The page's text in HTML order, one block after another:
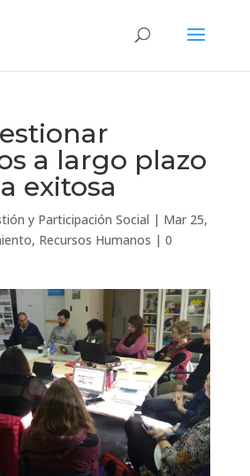
a largo plazo
exitosa
y Participación Social | Mar 25,
, Recursos Humanos | 0